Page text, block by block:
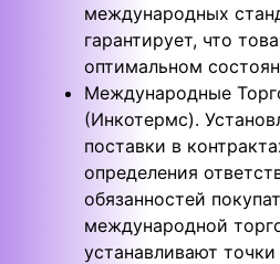
международных
гарантирует, что
оптимальном
Международные
(Инкотермс).
поставки в
определения
обязанностей
международной
устанавливают